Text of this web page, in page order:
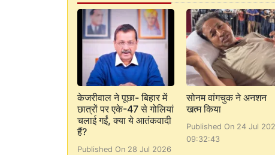
केजरीवाल ने पूछा- बिहार में
छात्रों पर एके-47 से गोलियां
चलाई गईं, क्या ये आतंकवादी
हैं?
Published On 28 Jul 2026
सोनम वांगचुक ने अनशन
खत्म किया
Published On 24 Jul
09:32:43